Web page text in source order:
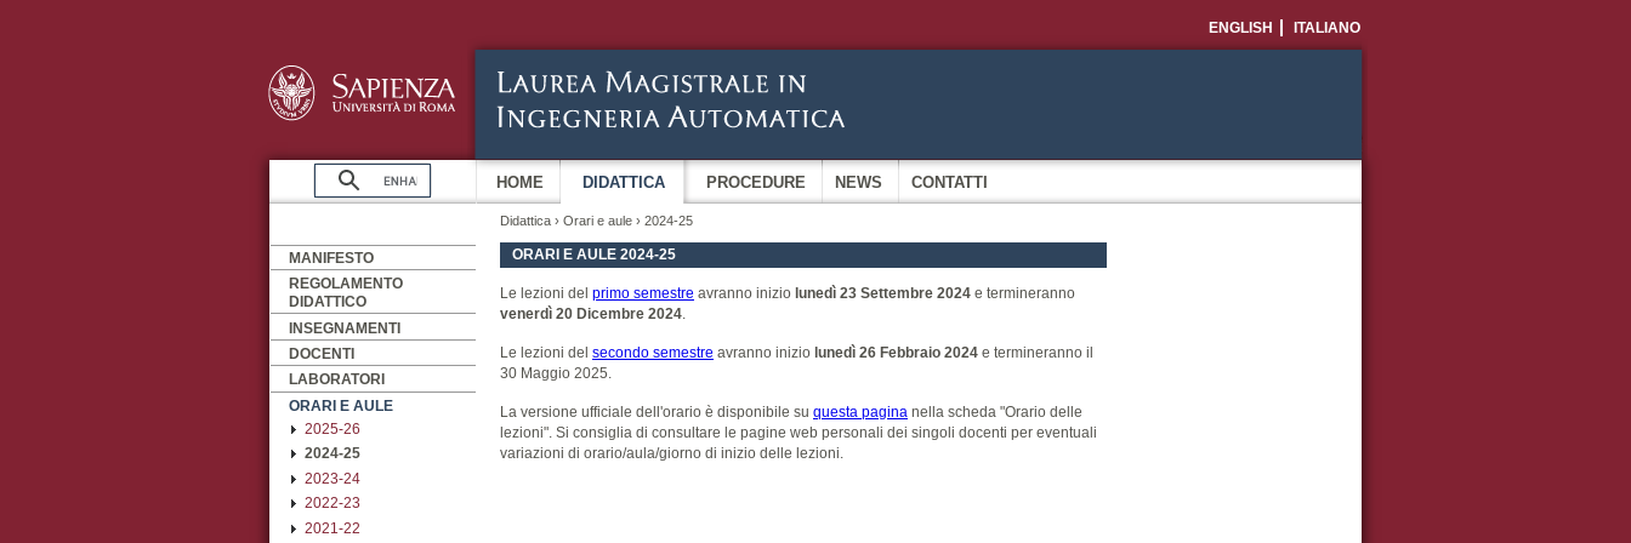
ENGLISH ITALIANO
HOME DIDATTICA PROCEDURE NEWS CONTATTI
Didattica › Orari e aule › 2024-25
MANIFESTO
REGOLAMENTO
DIDATTICO
INSEGNAMENTI
DOCENTI
LABORATORI
ORARI E AULE
2025-26
2024-25
2023-24
2022-23
2021-22
ORARI E AULE 2024-25
Le lezioni del primo semestre avranno inizio lunedì 23 Settembre 2024 e termineranno
venerdì 20 Dicembre 2024.
Le lezioni del secondo semestre avranno inizio lunedì 26 Febbraio 2024 e termineranno il
30 Maggio 2025.
La versione ufficiale dell'orario è disponibile su questa pagina nella scheda "Orario delle
lezioni". Si consiglia di consultare le pagine web personali dei singoli docenti per eventuali
variazioni di orario/aula/giorno di inizio delle lezioni.